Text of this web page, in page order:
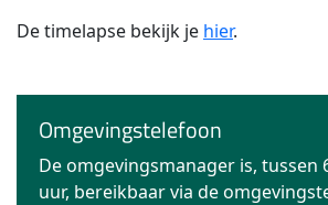
De timelapse bekijk je hier.
Omgevingstelefoon
De omgevingsmanager is, tussen
uur, bereikbaar via de